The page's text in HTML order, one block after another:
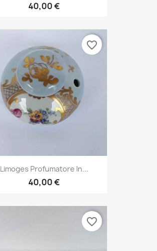
40,00 €
Limoges Profumatore In...
40,00 €
favorite_border
favorite_border